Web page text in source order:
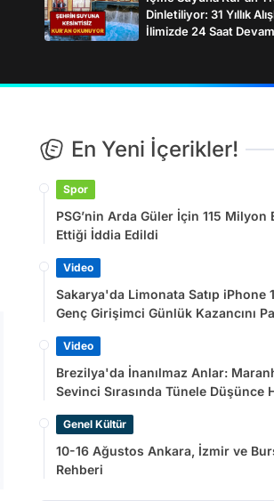
Dinletiliyor: 31 Yıllık
İlimizde 24 Saat
En Yeni İçerikler!
Spor
PSG’nin Arda Güler İçin 115 Milyon
Ettiği İddia Edildi
Video
Sakarya'da Limonata Satıp iPhone
Genç Girişimci Günlük Kazancını
Video
Brezilya'da İnanılmaz Anlar:
Sevinci Sırasında Tünele Düşünce
Genel Kültür
10-16 Ağustos Ankara, İzmir ve
Rehberi